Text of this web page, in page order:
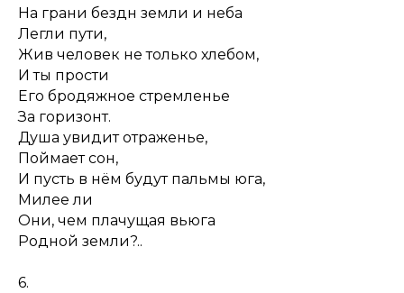
На грани бездн земли и неба
Легли пути,
Жив человек не только хлебом,
И ты прости
Его бродяжное стремленье
За горизонт.
Душа увидит отраженье,
Поймает сон,
И пусть в нём будут пальмы юга,
Милее ли
Они, чем плачущая вьюга
Родной земли?..
6.